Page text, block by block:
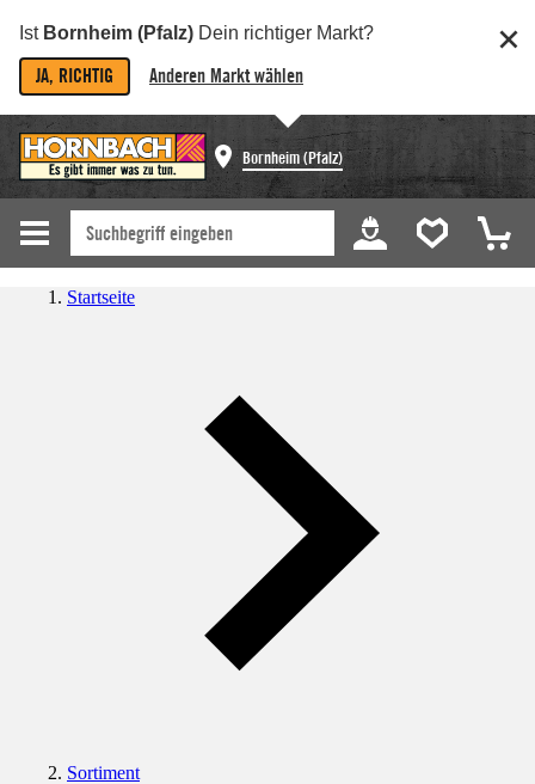
Ist Bornheim (Pfalz) Dein richtiger Markt?
JA, RICHTIG Anderen Markt wählen
Bornheim (Pfalz)
Startseite
Sortiment